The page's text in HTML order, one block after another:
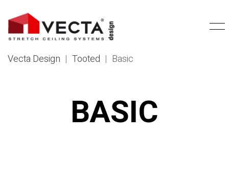
Vecta Design | Tooted | Basic
BASIC